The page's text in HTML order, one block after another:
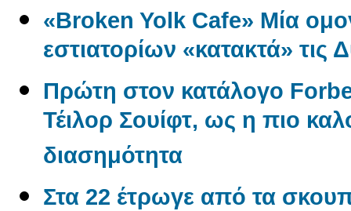
«Broken Yolk Cafe» Μία
εστιατορίων «κατακτά» τις
Πρώτη στον κατάλογο
Τέιλορ Σουίφτ, ως η πιο
διασημότητα
Στα 22 έτρωγε από τα